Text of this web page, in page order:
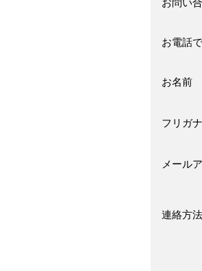
お電話
お名前
フリガナ
メール
連絡方法